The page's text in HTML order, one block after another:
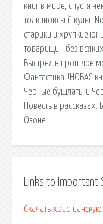
книг в мире, спустя
толкиновский культ.
старики и хрупкие
товарищи - без
Выстрел в прошлое
Фантастика. !НОВАЯ
Черные бушлаты и
Повесть в
Озоне.
Links to Important
Скачать